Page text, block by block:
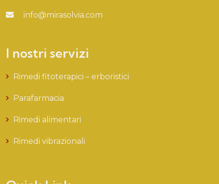
info@mirasolvia.com
I nostri servizi
Rimedi fitoterapici – erboristici
Parafarmacia
Rimedi alimentari
Rimedi vibrazionali